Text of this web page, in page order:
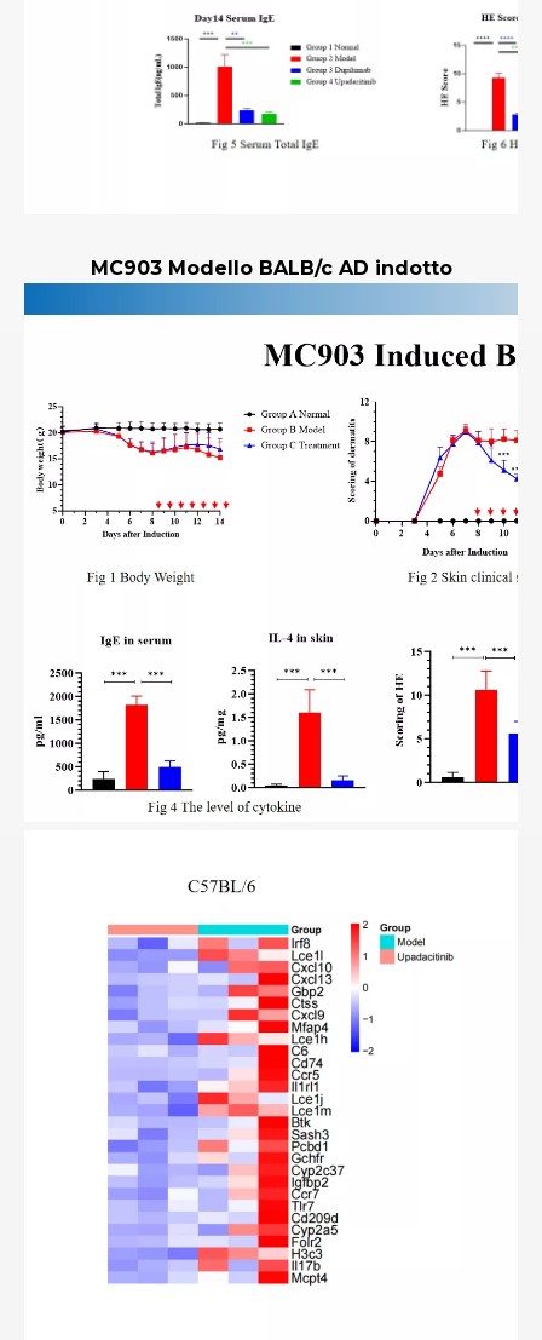
MC903 Modello BALB/c AD indotto